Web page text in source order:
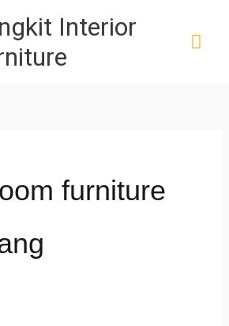
Interior
furniture